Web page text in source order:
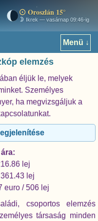
Oroszlán 15°
Ikrek — vasárnap 09:46-ig
Menü ↓
elemzés
éljük le, melyek
Személyes
ha megvizsgáljuk a
lej
lej
euro / 506 lej
csoportos elemzés
társaság minden